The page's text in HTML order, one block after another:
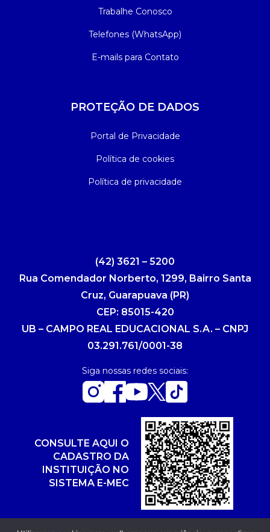
Trabalhe Conosco
Telefones (WhatsApp)
E-mails para Contato
PROTEÇÃO DE DADOS
Portal de Privacidade
Política de cookies
Política de privacidade
(42) 3621 – 5200
Rua Comendador Norberto, 1299, Bairro Santa
Cruz, Guarapuava (PR)
CEP: 85015-420
UB – CAMPO REAL EDUCACIONAL S.A. – CNPJ
03.291.761/0001-38
Siga nossas redes sociais:
CONSULTE AQUI O
CADASTRO DA
INSTITUIÇÃO NO
SISTEMA E-MEC